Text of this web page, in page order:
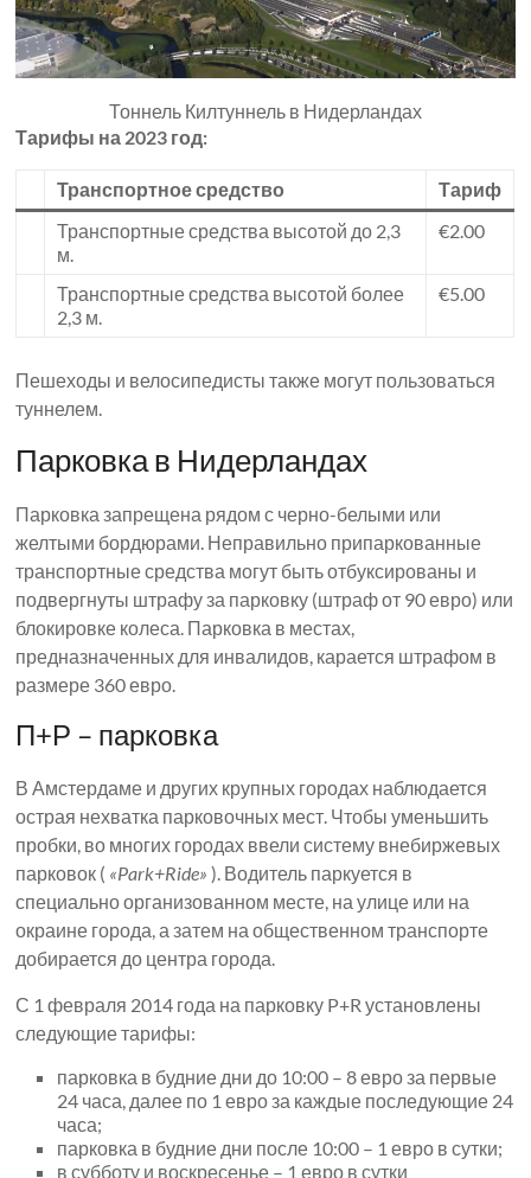
Тоннель Килтуннель в Нидерландах
Тарифы на 2023 год:
Транспортное средство
Тариф
Транспортные средства высотой до 2,3
м.
€2.00
Транспортные средства высотой более
2,3 м.
€5.00
Пешеходы и велосипедисты также могут пользоваться
туннелем.
Парковка в Нидерландах
Парковка запрещена рядом с черно-белыми или
желтыми бордюрами. Неправильно припаркованные
транспортные средства могут быть отбуксированы и
подвергнуты штрафу за парковку (штраф от 90 евро) или
блокировке колеса. Парковка в местах,
предназначенных для инвалидов, карается штрафом в
размере 360 евро.
П+Р – парковка
В Амстердаме и других крупных городах наблюдается
острая нехватка парковочных мест. Чтобы уменьшить
пробки, во многих городах ввели систему внебиржевых
парковок ( «Park+Ride» ). Водитель паркуется в
специально организованном месте, на улице или на
окраине города, а затем на общественном транспорте
добирается до центра города.
С 1 февраля 2014 года на парковку P+R установлены
следующие тарифы:
парковка в будние дни до 10:00 – 8 евро за первые
24 часа, далее по 1 евро за каждые последующие 24
часа;
парковка в будние дни после 10:00 – 1 евро в сутки;
в субботу и воскресенье – 1 евро в сутки